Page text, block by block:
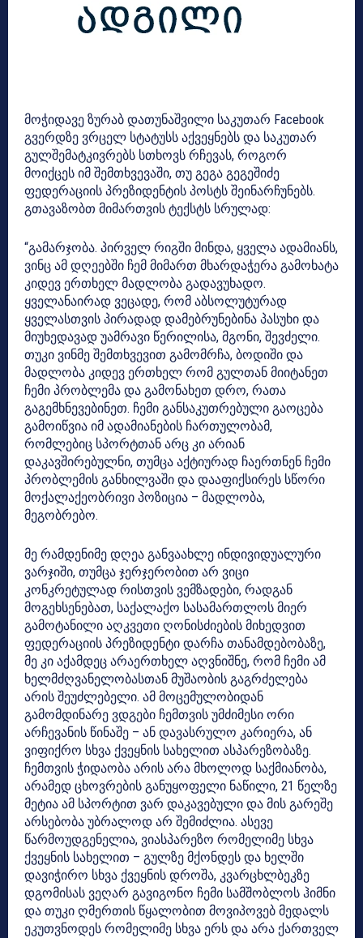
მოჭიდავე ზურაბ დათუნაშვილი საკუთარ Facebook
გვერდზე ვრცელ სტატუსს აქვეყნებს და საკუთარ
გულშემატკივრებს სთხოვს რჩევას, როგორ
მოიქცეს იმ შემთხვევაში, თუ გეგა გეგეშიძე
ფედერაციის პრეზიდენტის პოსტს შეინარჩუნებს.
გთავაზობთ მიმართვის ტექსტს სრულად:
“გამარჯობა. პირველ რიგში მინდა, ყველა ადამიანს,
ვინც ამ დღეებში ჩემ მიმართ მხარდაჭერა გამოხატა
კიდევ ერთხელ მადლობა გადავუხადო.
ყველანაირად ვეცადე, რომ აბსოლუტურად
ყველასთვის პირადად დამებრუნებინა პასუხი და
მიუხედავად უამრავი წერილისა, მგონი, შევძელი.
თუკი ვინმე შემთხვევით გამომრჩა, ბოდიში და
მადლობა კიდევ ერთხელ რომ გულთან მიიტანეთ
ჩემი პრობლემა და გამონახეთ დრო, რათა
გაგემხნევებინეთ. ჩემი განსაკუთრებული გაოცება
გამოიწვია იმ ადამიანების ჩართულობამ,
რომლებიც სპორტთან არც კი არიან
დაკავშირებულნი, თუმცა აქტიურად ჩაერთნენ ჩემი
პრობლემის განხილვაში და დააფიქსირეს სწორი
მოქალაქეობრივი პოზიცია – მადლობა,
მეგობრებო.
მე რამდენიმე დღეა განვაახლე ინდივიდუალური
ვარჯიში, თუმცა ჯერჯერობით არ ვიცი
კონკრეტულად რისთვის ვემზადები, რადგან
მოგეხსენებათ, საქალაქო სასამართლოს მიერ
გამოტანილი აღკვეთი ღონისძიების მიხედვით
ფედერაციის პრეზიდენტი დარჩა თანამდებობაზე,
მე კი აქამდეც არაერთხელ აღვნიშნე, რომ ჩემი ამ
ხელმძღვანელობასთან მუშაობის გაგრძელება
არის შეუძლებელი. ამ მოცემულობიდან
გამომდინარე ვდგები ჩემთვის უმძიმესი ორი
არჩევანის წინაშე – ან დავასრულო კარიერა, ან
ვიფიქრო სხვა ქვეყნის სახელით ასპარეზობაზე.
ჩემთვის ჭიდაობა არის არა მხოლოდ საქმიანობა,
არამედ ცხოვრების განუყოფელი ნაწილი, 21 წელზე
მეტია ამ სპორტით ვარ დაკავებული და მის გარეშე
არსებობა უბრალოდ არ შემიძლია. ასევე
წარმოუდგენელია, ვიასპარეზო რომელიმე სხვა
ქვეყნის სახელით – გულზე მქონდეს და ხელში
დავიჭირო სხვა ქვეყნის დროშა, კვარცხლბეკზე
დგომისას ვეღარ გავიგონო ჩემი სამშობლოს ჰიმნი
და თუკი ღმერთის წყალობით მოვიპოვებ მედალს
ეკუთვნოდეს რომელიმე სხვა ერს და არა ქართველ